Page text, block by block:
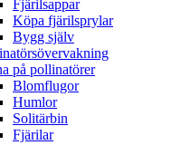
Fjärilsappar
Köpa fjärilsprylar
Bygg själv
på pollinatörer
Blomflugor
Humlor
Solitärbin
Fjärilar